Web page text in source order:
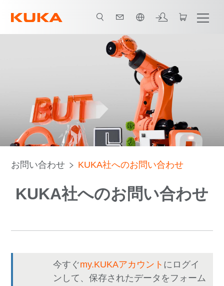
お問い合わせ KUKA社へのお問い合わせ
KUKA社へのお問い合わせ
今すぐmy.KUKAアカウント にログイ
ンして、保存されたデータをフォーム